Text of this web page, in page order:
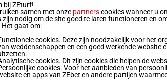
1'14"3
€ 39.470
Da 3a 1a 6a 4a 6a (25) Da 5a 4a 1a (24)
5a 7a
1'15"0
€ 44.030
1a
bij ZEturf!
samen met onze partnerscookies wanneer u
zijn nodig om de site goed te laten functioneren en
Het gaat om:
cookies. Deze zijn noodzakelijk voor het
weddenschappen en een goed werkende website
cookies. Dit zijn cookies die helpen de
cookies. Voor het aanbieden van
en apps van ZEbet en andere partijen